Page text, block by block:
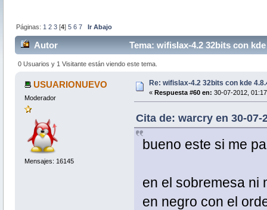
Páginas: 1 2 3 [4]5 6 7 Ir Abajo
Autor Tema: wifislax-4.2 32bits con
0 Usuarios y 1 Visitante están viendo este tema.
USUARIONUEVO
Moderador
Mensajes: 16145
Re: wifislax-4.2 32bits con kde
« Respuesta #60 en: 30-07-2012,
Cita de: warcry en 30-07-
bueno este si me
en el sobremesa ni
en negro con el